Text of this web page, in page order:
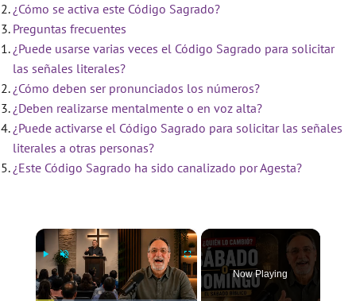
¿Cómo se activa este Código Sagrado?
Preguntas frecuentes
¿Puede usarse varias veces el Código Sagrado para solicitar
las señales literales?
¿Cómo deben ser pronunciados los números?
¿Deben realizarse mentalmente o en voz alta?
¿Puede activarse el Código Sagrado para solicitar las señales
literales a otras personas?
¿Este Código Sagrado ha sido canalizado por Agesta?
×
Now Playing